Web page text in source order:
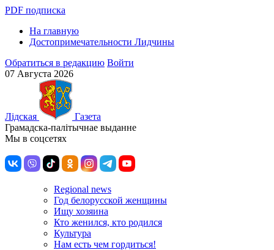
PDF подписка
На главную
Достопримечательности Лидчины
Обратиться в редакцию Войти
07 Августа 2026
Лiдская
Газета
Грамадска-палiтычнае выданне
Мы в соцсетях
Regional news
Год белорусской женщины
Ищу хозяина
Кто женился, кто родился
Культура
Нам есть чем гордиться!